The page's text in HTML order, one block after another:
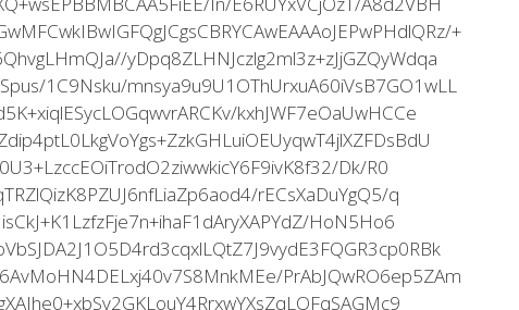
+
yDpq8ZLHNJczlg2ml3z+zJjGZQyWdqa
1C9Nsku/mnsya9u9U1OThUrxuA60iVsB7GO1wLL
kxhJWF7eOaUwHCCe
Dk/R0
rECsXaDuYgQ5/q
HoN5Ho6
PrAbJQwRO6ep5ZAm